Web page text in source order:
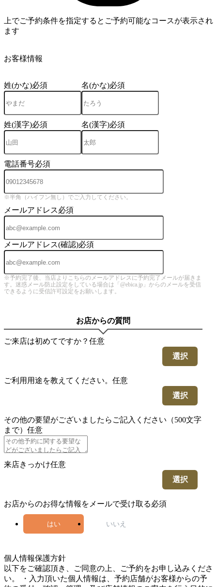
上でご予約条件を指定するとご予約可能なコースが表示され
ます
お客様情報
姓(かな)必須 名(かな)必須
姓(漢字)必須 名(漢字)必須
電話番号必須
※半角（ハイフン無し）でご入力してください。
メールアドレス必須
メールアドレス(確認)必須
※予約完了後、当店よりこちらのメールアドレスに予約完了メールが届きま
す。迷惑メール防止設定をしている場合は「@ebica.jp」からのメールを受信
できるように受信許可設定をお願いします。
お店からの質問
ご来店は初めてですか？ 任意
選択
ご利用用途を教えてください。 任意
選択
その他の要望がございましたらご記入ください（500文字
まで） 任意
来店きっかけ任意
選択
お店からのお得な情報をメールで受け取る必須
はい いいえ
個人情報保護方針
以下をご確認頂き、ご同意の上、ご予約をお申し込みくださ
い。 ・入力頂いた個人情報は、予約店舗がお客様からの予